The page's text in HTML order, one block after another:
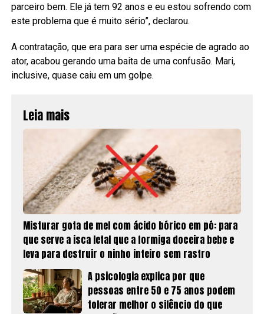
parceiro bem. Ele já tem 92 anos e eu estou sofrendo com
este problema que é muito sério”, declarou.
A contratação, que era para ser uma espécie de agrado ao
ator, acabou gerando uma baita de uma confusão. Mari,
inclusive, quase caiu em um golpe.
Leia mais
Misturar gota de mel com ácido bórico em pó: para
que serve a isca letal que a formiga doceira bebe e
leva para destruir o ninho inteiro sem rastro
A psicologia explica por que
pessoas entre 50 e 75 anos podem
tolerar melhor o silêncio do que